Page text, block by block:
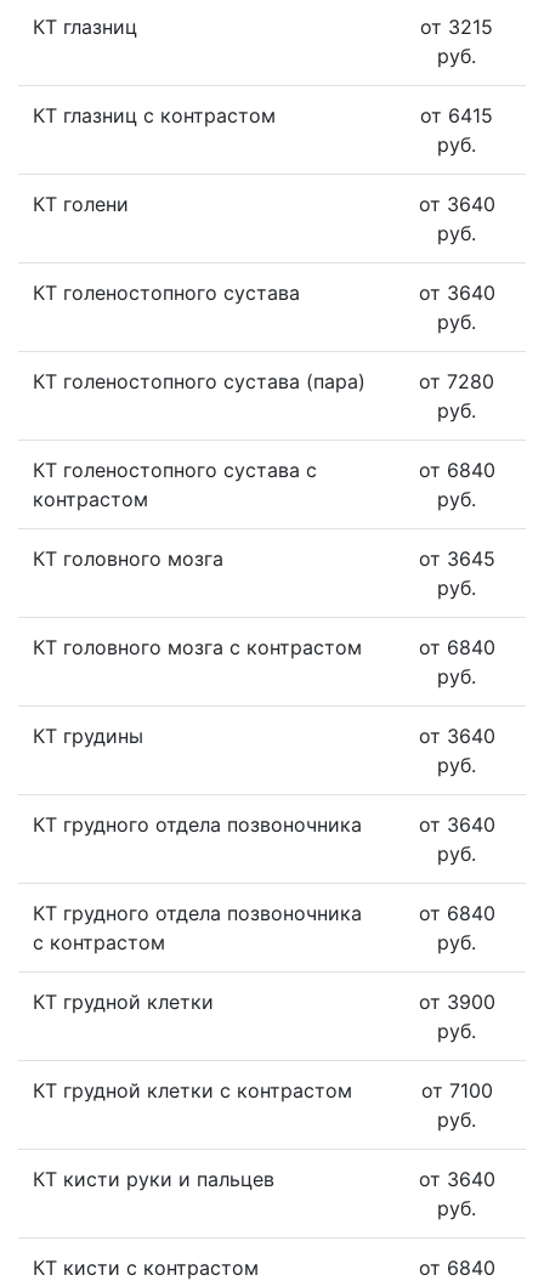
КТ глазниц
от 3215
руб.
КТ глазниц с контрастом
от 6415
руб.
КТ голени
от 3640
руб.
КТ голеностопного сустава
от 3640
руб.
КТ голеностопного сустава (пара)
от 7280
руб.
КТ голеностопного сустава с
контрастом
от 6840
руб.
КТ головного мозга
от 3645
руб.
КТ головного мозга с контрастом
от 6840
руб.
КТ грудины
от 3640
руб.
КТ грудного отдела позвоночника
от 3640
руб.
КТ грудного отдела позвоночника
с контрастом
от 6840
руб.
КТ грудной клетки
от 3900
руб.
КТ грудной клетки с контрастом
от 7100
руб.
КТ кисти руки и пальцев
от 3640
руб.
КТ кисти с контрастом от 6840